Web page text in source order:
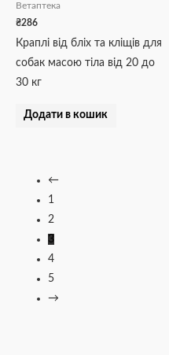
Ветаптека
₴286
Краплі від бліх та кліщів для
собак масою тіла від 20 до
30 кг
Додати в кошик
←
1
2
3
4
5
→